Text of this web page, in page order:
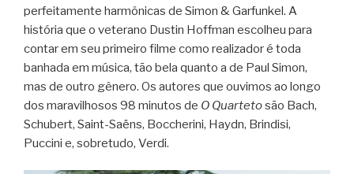
perfeitamente harmônicas de Simon & Garfunkel. A
história que o veterano Dustin Hoffman escolheu para
contar em seu primeiro filme como realizador é toda
banhada em música, tão bela quanto a de Paul Simon,
mas de outro gênero. Os autores que ouvimos ao longo
dos maravilhosos 98 minutos de O Quartetosão Bach,
Schubert, Saint-Saëns, Boccherini, Haydn, Brindisi,
Puccini e, sobretudo, Verdi.